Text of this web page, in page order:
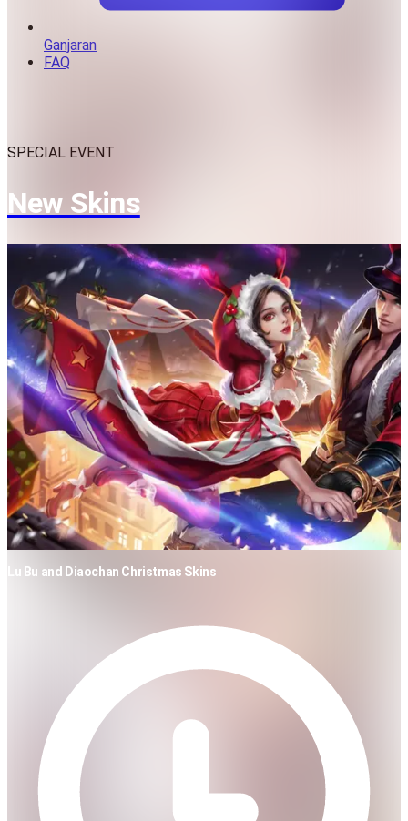
Ganjaran
FAQ
SPECIAL EVENT
New Skins
Lu Bu and Diaochan Christmas Skins